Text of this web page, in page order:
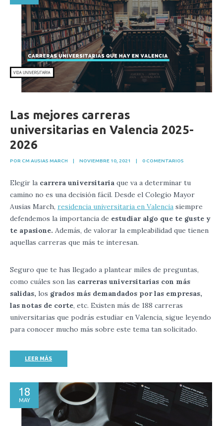
Las mejores carreras
universitarias en Valencia 2025-
2026
POR CM AUSIAS MARCH NOVIEMBRE 10, 2021 0 COMENTARIOS
Elegir la carrera universitaria que va a determinar tu
camino no es una decisión fácil. Desde el Colegio Mayor
Ausias March, residencia universitaria en Valencia siempre
defendemos la importancia de estudiar algo que te guste y
te apasione. Además, de valorar la empleabilidad que tienen
aquellas carreras que más te interesan.
Seguro que te has llegado a plantear miles de preguntas,
como cuáles son las carreras universitarias con más
salidas, los grados más demandados por las empresas,
las notas de corte, etc. Existen más de 188 carreras
universitarias que podrás estudiar en Valencia, sigue leyendo
para conocer mucho más sobre este tema tan solicitado.
LEER MÁS
18
MAY